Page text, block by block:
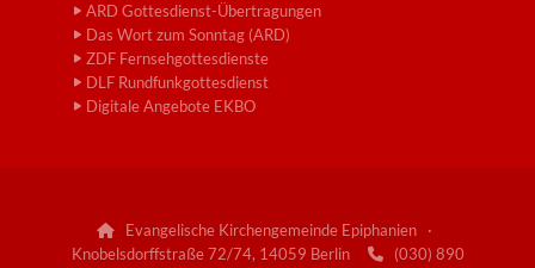
ARD Gottesdienst-Übertragungen
Das Wort zum Sonntag (ARD)
ZDF Fernsehgottesdienste
DLF Rundfunkgottesdienst
Digitale Angebote EKBO
Evangelische Kirchengemeinde Epiphanien ·
Knobelsdorffstraße 72/74, 14059 Berlin
(030) 890